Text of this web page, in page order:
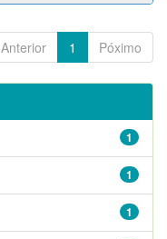
Anterior 1 Póximo
1
1
1